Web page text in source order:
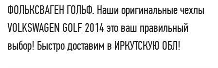
ФОЛЬКСВАГЕН ГОЛЬФ. Наши оригинальные чехлы
VOLKSWAGEN GOLF 2014 это ваш правильный
выбор! Быстро доставим в ИРКУТСКУЮ ОБЛ!